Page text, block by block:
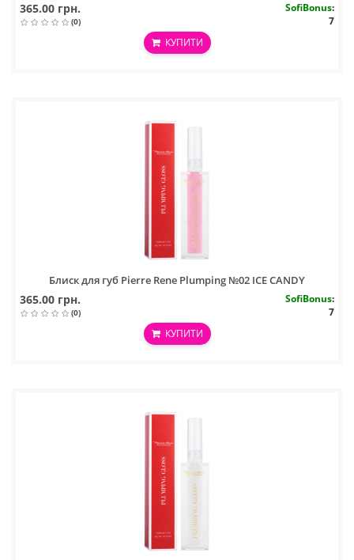
365.00 грн.
(0)
SofiBonus:
7
КУПИТИ
Блиск для губ Pierre Rene Plumping №02 ICE CANDY
365.00 грн.
(0)
SofiBonus:
7
КУПИТИ